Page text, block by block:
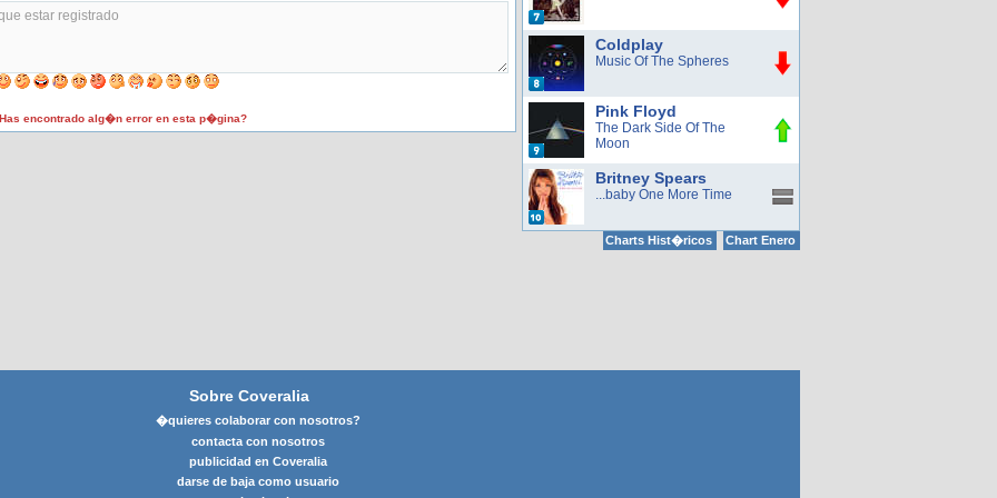
encontrado alg�n error en esta p�gina?
Coldplay
Music Of The Spheres
Pink Floyd
The Dark Side Of The
Moon
Britney Spears
...baby One More Time
Charts Hist�ricos Chart Enero
Sobre Coveralia
�quieres colaborar con nosotros?
contacta con nosotros
publicidad en Coveralia
darse de baja como usuario